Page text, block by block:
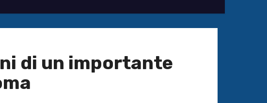
di un importante